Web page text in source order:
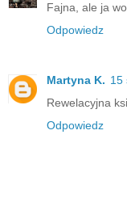
Fajna, ale ja
Odpowiedz
Martyna K. 15
Rewelacyjna
Odpowiedz